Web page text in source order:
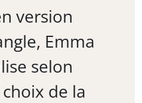
version
Emma
selon
de la